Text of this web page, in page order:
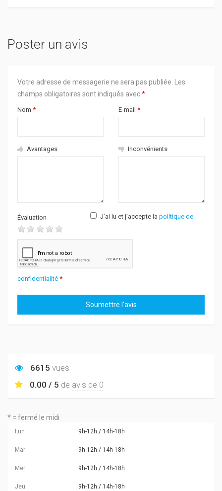
Poster un avis
Votre adresse de messagerie ne sera pas publiée.
Les
champs obligatoires sont indiqués avec*
Nom * E-mail *
Avantages Inconvénients
Évaluation J’ai lu et j’accepte la politique de
confidentialité *
6615 vues
0.00 / 5 de avis de 0
* = fermé le midi
Lun 9h-12h / 14h-18h
Mar 9h-12h / 14h-18h
Mer 9h-12h / 14h-18h
Jeu 9h-12h / 14h-18h